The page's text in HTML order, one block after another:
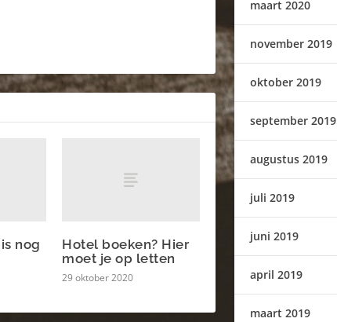
nog
Hotel boeken? Hier
moet je op letten
29 oktober 2020
maart 2020
november 2019
oktober 2019
september 2019
augustus 2019
juli 2019
juni 2019
april 2019
maart 2019